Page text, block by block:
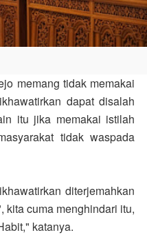
memang tidak memakai
dapat disalah
itu jika memakai istilah
tidak waspada
diterjemahkan
kita cuma menghindari itu,
katanya.